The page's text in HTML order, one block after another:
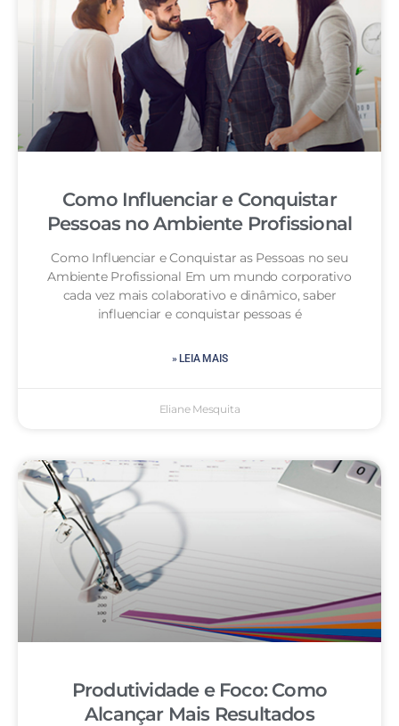
Como Influenciar e Conquistar
Pessoas no Ambiente Profissional
Como Influenciar e Conquistar as Pessoas no seu
Ambiente Profissional Em um mundo corporativo
cada vez mais colaborativo e dinâmico, saber
influenciar e conquistar pessoas é
» LEIA MAIS
Eliane Mesquita
Produtividade e Foco: Como
Alcançar Mais Resultados